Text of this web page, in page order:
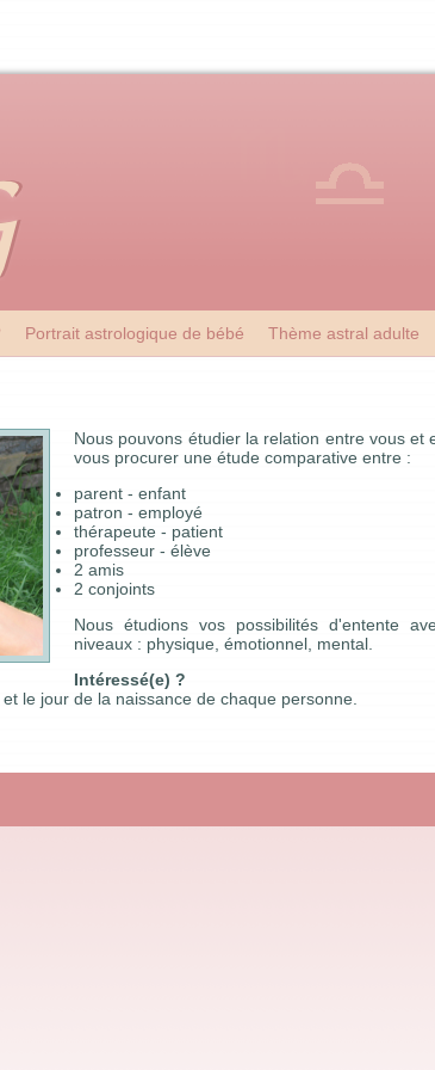
Portrait astrologique de bébé Thème astral adulte
Nous pouvons étudier la relation entre vous
vous procurer une étude comparative entre :
parent - enfant
patron - employé
thérapeute - patient
professeur - élève
2 amis
2 conjoints
Nous étudions vos possibilités d'entente
niveaux : physique, émotionnel, mental.
Intéressé(e) ?
le jour de la naissance de chaque personne.